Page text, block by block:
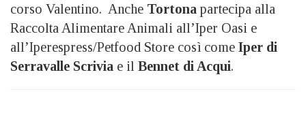
corso Valentino. Anche Tortona partecipa alla
Raccolta Alimentare Animali all’Iper Oasi e
all’Iperespress/Petfood Store così come Iper di
Serravalle Scrivia e il Bennet di Acqui.